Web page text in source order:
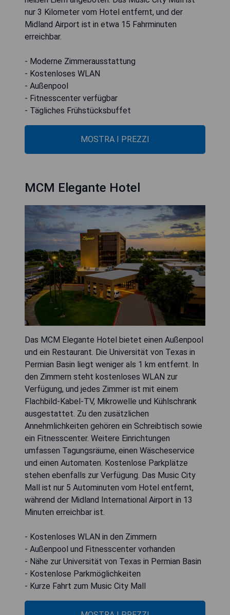
nur 3 Kilometer vom Hotel entfernt, und der
Midland Airport ist in etwa 15 Fahrminuten
erreichbar.
- Moderne Zimmerausstattung
- Kostenloses WLAN
- Außenpool
- Fitnesscenter verfügbar
- Tägliches Frühstücksbuffet
MOSTRA I PREZZI
MCM Elegante Hotel
Das MCM Elegante Hotel bietet einen Außenpool
und ein Restaurant. Die Universität von Texas in
Permian Basin liegt weniger als 1 km entfernt. In
den Zimmern steht kostenloses WLAN zur
Verfügung, und jedes Zimmer ist mit einem
Flachbild-Kabel-TV, Mikrowelle und Kühlschrank
ausgestattet. Zu den zusätzlichen
Annehmlichkeiten gehören ein Schreibtisch sowie
ein Fitnesscenter. Weitere Einrichtungen
umfassen Tagungsräume, einen Wäscheservice
und einen Automaten. Kostenlose Parkplätze
stehen ebenfalls zur Verfügung. Das Music City
Mall ist nur 5 Autominuten vom Hotel entfernt,
während der Midland International Airport in 13
Minuten erreichbar ist.
- Kostenloses WLAN in den Zimmern
- Außenpool und Fitnesscenter vorhanden
- Nähe zur Universität von Texas in Permian Basin
- Kostenlose Parkmöglichkeiten
- Kurze Fahrt zum Music City Mall